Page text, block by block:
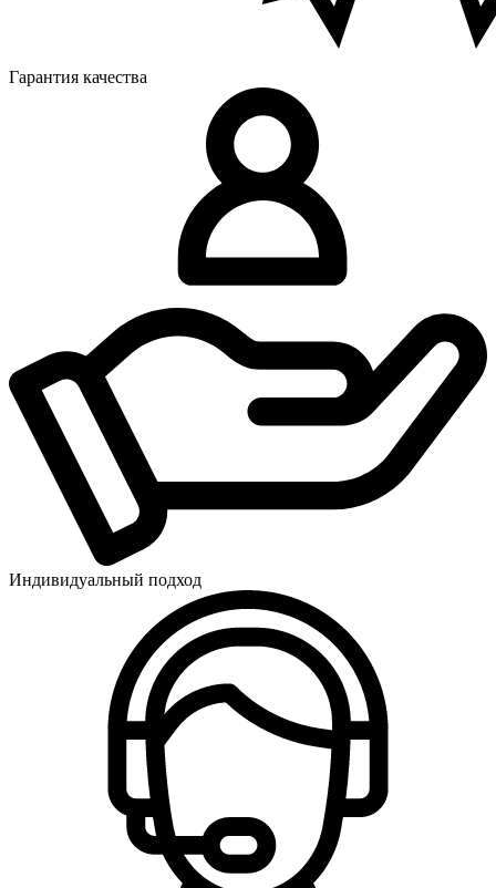
Гарантия качества
Индивидуальный подход